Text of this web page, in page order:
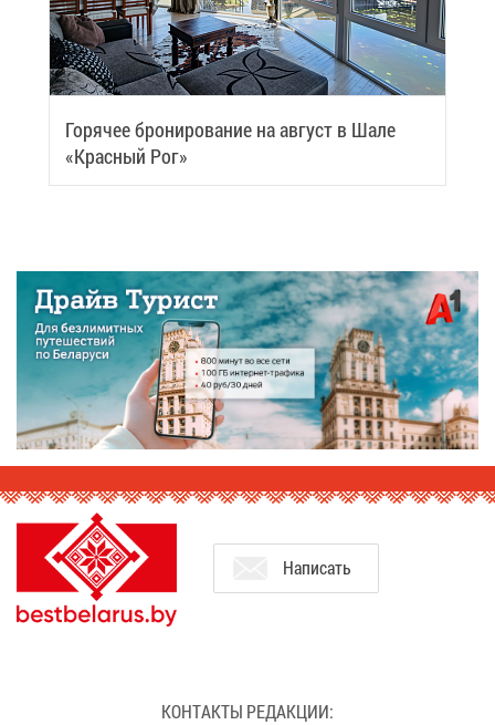
Го­ря­чее бро­ни­ро­ва­ние на ав­густ в Ша­ле
«Крас­ный Рог»
На­пи­сать
КОН­ТАК­ТЫ РЕ­ДАК­ЦИИ: